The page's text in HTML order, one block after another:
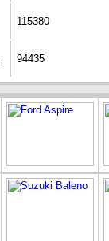
115380
94435